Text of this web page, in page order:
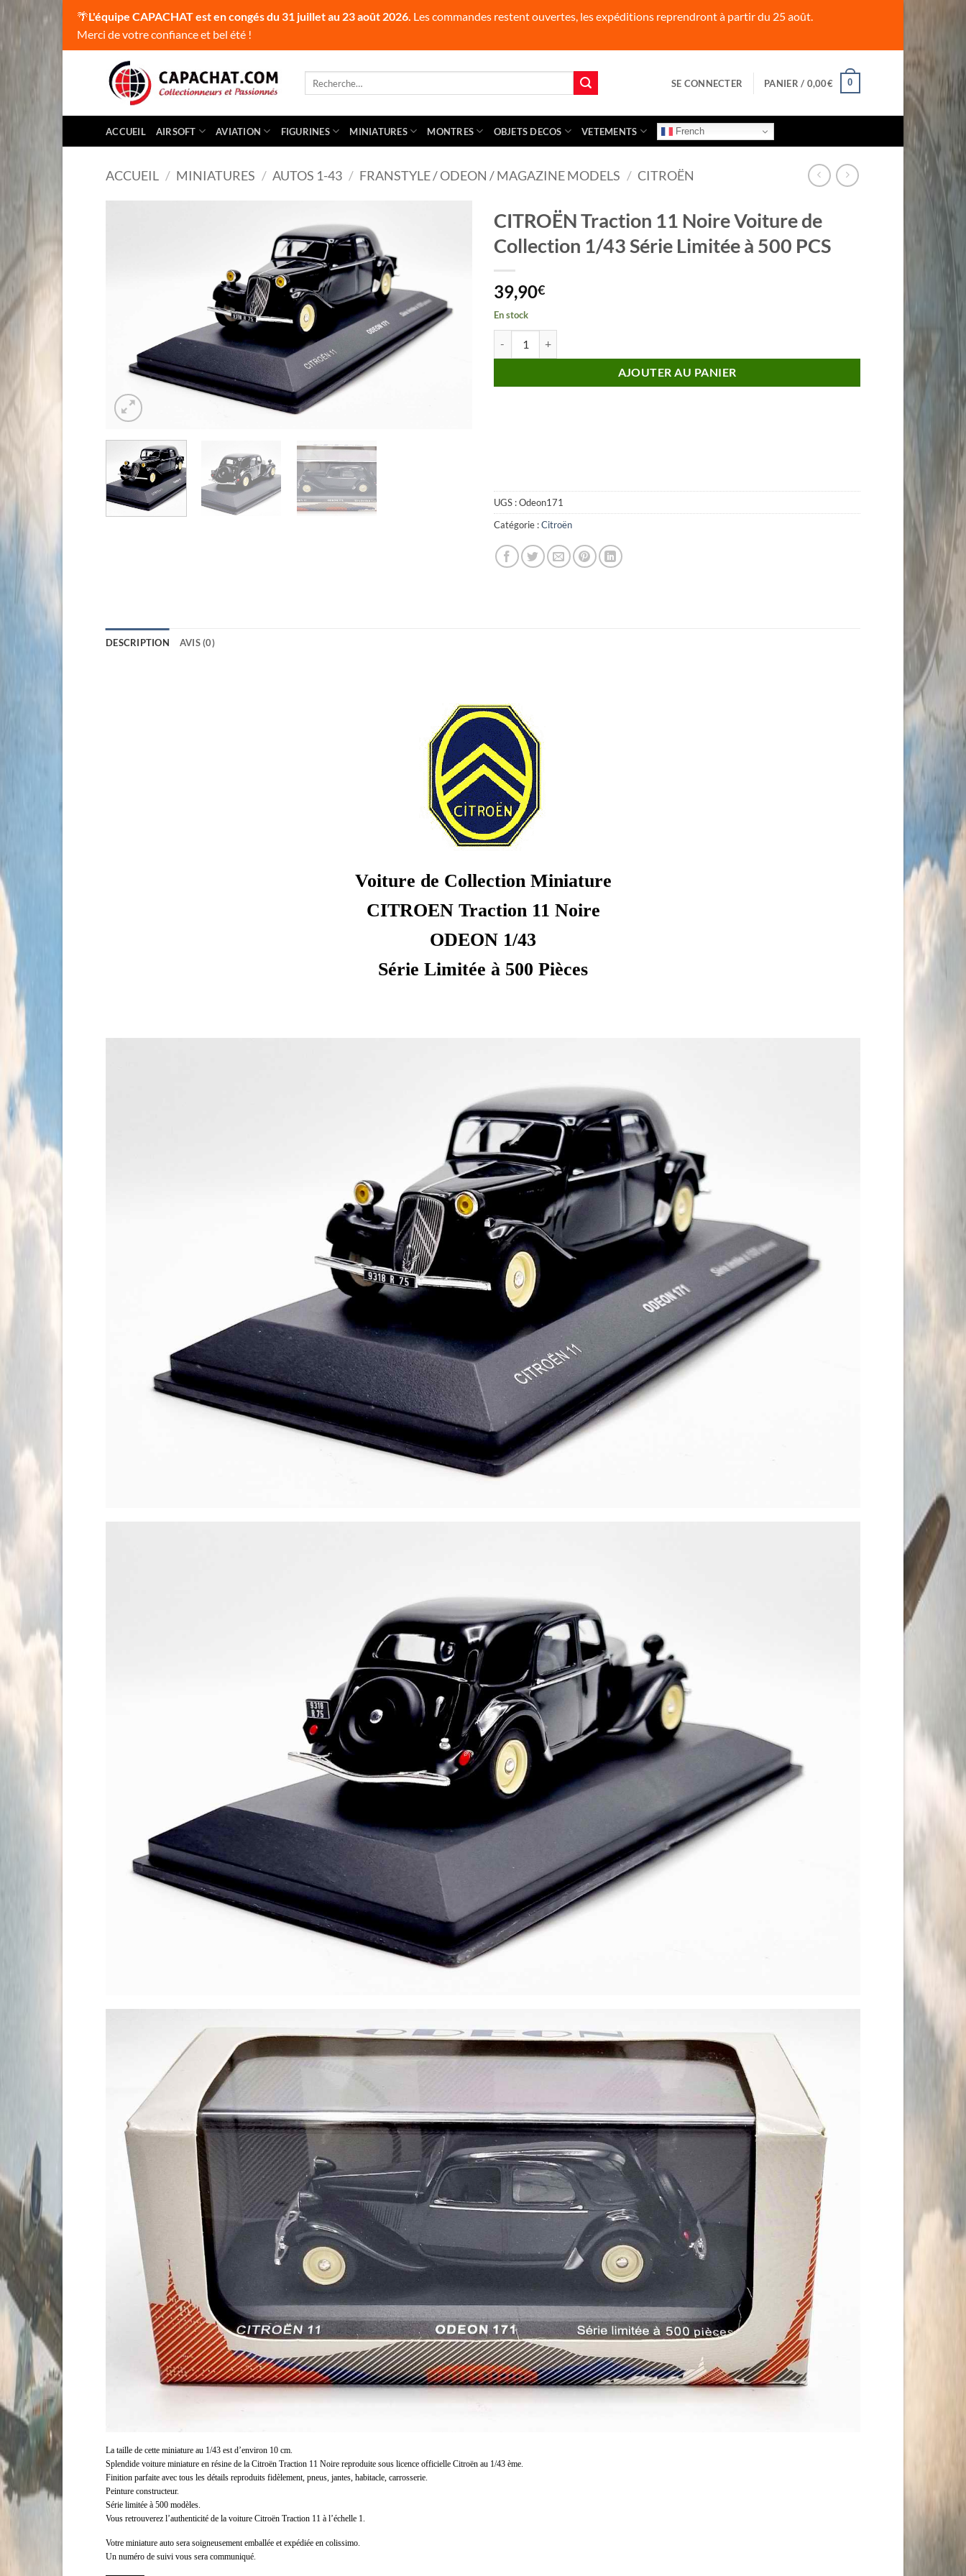
🌴L'équipe CAPACHAT est en congés du 31 juillet au 23 août 2026. Les commandes restent ouvertes, les expéditions reprendront à partir du 25 août.
Merci de votre confiance et bel été !
SE CONNECTER PANIER / 0,00€ 0
ACCUEIL AIRSOFT AVIATION FIGURINES MINIATURES MONTRES OBJETS DECOS VETEMENTS French
ACCUEIL / MINIATURES / AUTOS 1-43 / FRANSTYLE / ODEON / MAGAZINE MODELS / CITROËN
CITROËN Traction 11 Noire Voiture de
Collection 1/43 Série Limitée à 500 PCS
39,90€
En stock
AJOUTER AU PANIER
UGS :Odeon171
Catégorie :Citroën
DESCRIPTION AVIS (0)
Voiture de Collection Miniature
CITROEN Traction 11 Noire
ODEON 1/43
Série Limitée à 500 Pièces
La taille de cette miniature au 1/43 est d’environ 10 cm.
Splendide voiture miniature en résine de la Citroën Traction 11 Noire reproduite sous licence officielle Citroën au 1/43 ème.
Finition parfaite avec tous les détails reproduits fidèlement, pneus, jantes, habitacle, carrosserie.
Peinture constructeur.
Série limitée à 500 modèles.
Vous retrouverez l’authenticité de la voiture Citroën Traction 11 à l’échelle 1.
Votre miniature auto sera soigneusement emballée et expédiée en colissimo.
Un numéro de suivi vous sera communiqué.